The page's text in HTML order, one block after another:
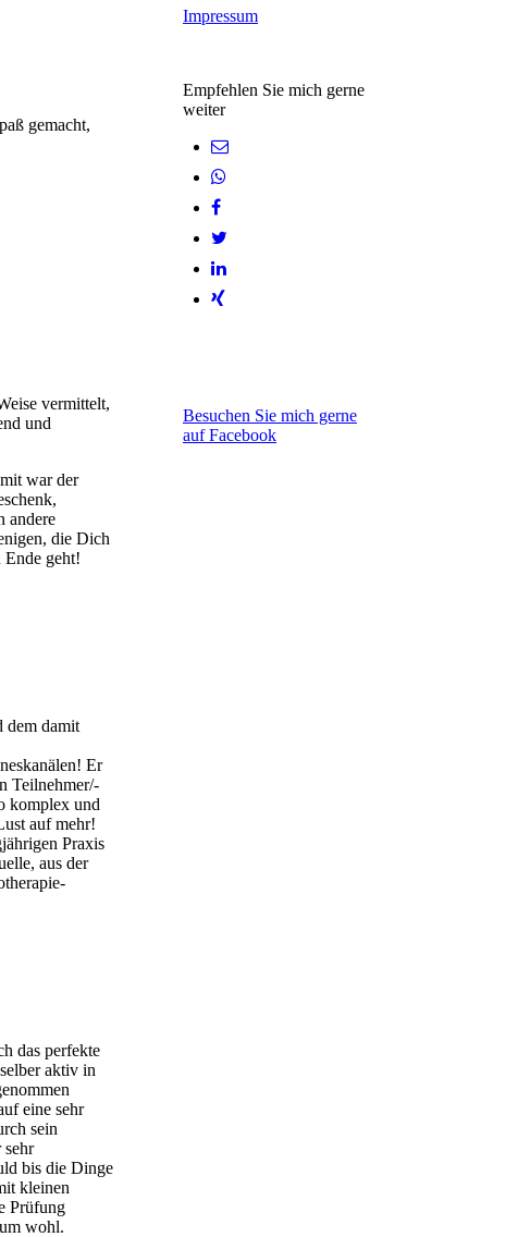
gemacht,
vermittelt,
und
war der
andere
die Dich
Ende geht!
dem damit
Er
Teilnehmer/-
komplex und
auf mehr!
Praxis
aus der
das perfekte
aktiv in
eine sehr
sein
sehr
bis die Dinge
kleinen
Prüfung
wohl.
Impressum
Empfehlen Sie mich gerne
weiter
Besuchen Sie mich gerne
auf Facebook